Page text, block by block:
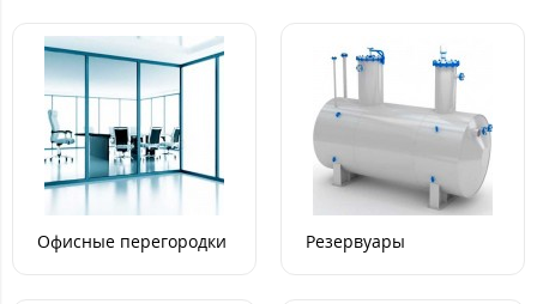
Офисные перегородки Резервуары